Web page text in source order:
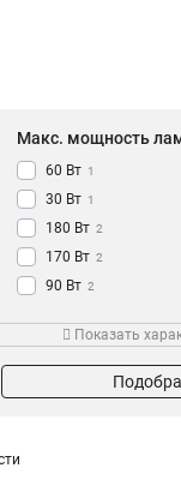
Макс. мощность
60 Вт 1
30 Вт 1
180 Вт 2
170 Вт 2
90 Вт 2
50 Вт 2
Показать